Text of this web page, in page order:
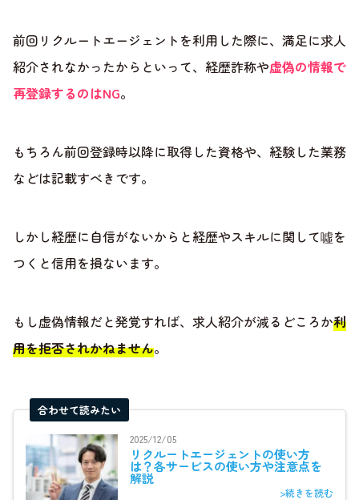
前回リクルートエージェントを利用した際に、満足に求人
紹介されなかったからといって、経歴詐称や虚偽の情報で
再登録するのはNG。
もちろん前回登録時以降に取得した資格や、経験した業務
などは記載すべきです。
しかし経歴に自信がないからと経歴やスキルに関して噓を
つくと信用を損ないます。
もし虚偽情報だと発覚すれば、求人紹介が減るどころか利
用を拒否されかねません。
合わせて読みたい
2025/12/05
リクルートエージェントの使い方
は？各サービスの使い方や注意点を
解説
>続きを読む